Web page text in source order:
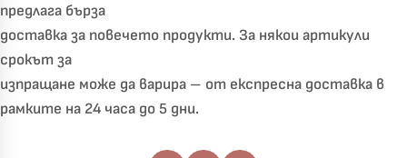
предлага бърза
доставка за повечето продукти. За някои артикули
срокът за
изпращане може да варира – от експресна доставка в
рамките на 24 часа до 5 дни.